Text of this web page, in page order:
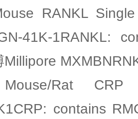
RANKL
41K-1RANKL:
Millipore
Mouse/Rat
contains